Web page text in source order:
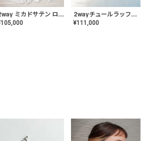
2way ミカドサテン ロールカラードレス〈PD-WDOR-511〉
105,000
2wayチュールラッフルドレス〈PD-WDOR-341〉
¥111,000